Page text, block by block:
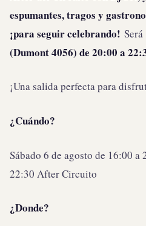
espumantes, tragos y
¡para seguir celebrando! Será
(Dumont 4056) de 20:00 a
¡Una salida perfecta para
¿Cuándo?
Sábado 6 de agosto de 16:00
22:30 After Circuito
¿Donde?